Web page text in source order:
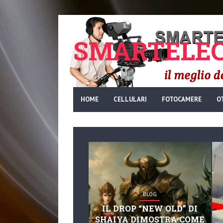
HOME CELLULARI FOTOCAMERE
BLOG
IL DROP “NEW OLD” DI
SHAIYA DIMOSTRA COME